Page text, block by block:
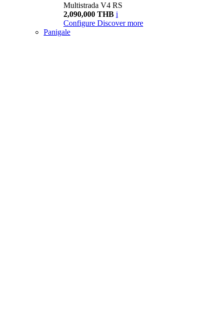
Multistrada V4 RS
2,090,000 THB i
Configure Discover more
Panigale